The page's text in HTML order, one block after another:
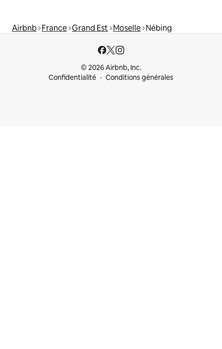
Airbnb France Grand Est Moselle Nébing
© 2026 Airbnb, Inc.
Confidentialité
Conditions générales